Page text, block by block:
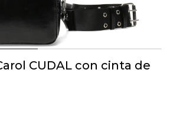
CUDAL con cinta de